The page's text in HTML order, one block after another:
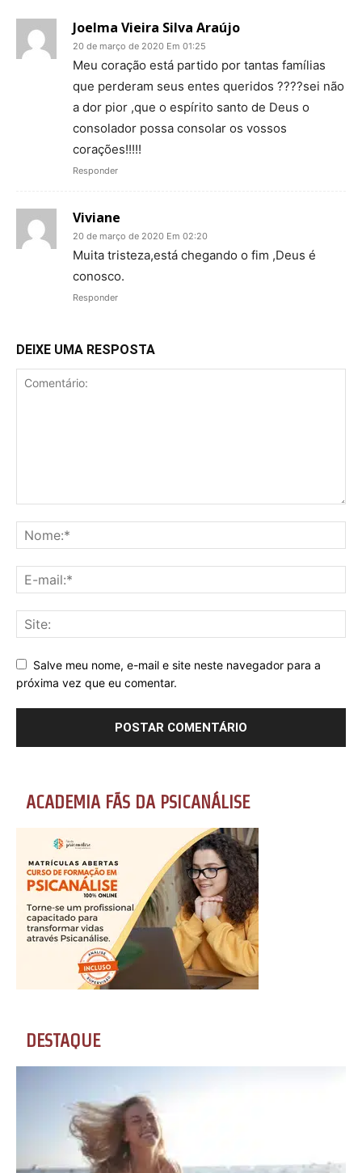
Joelma Vieira Silva Araújo
20 de março de 2020 Em 01:25
Meu coração está partido por tantas famílias
que perderam seus entes queridos ????sei não
a dor pior ,que o espírito santo de Deus o
consolador possa consolar os vossos
corações!!!!!
Responder
Viviane
20 de março de 2020 Em 02:20
Muita tristeza,está chegando o fim ,Deus é
conosco.
Responder
DEIXE UMA RESPOSTA
Salve meu nome, e-mail e site neste navegador para a
próxima vez que eu comentar.
ACADEMIA FÃS DA PSICANÁLISE
DESTAQUE